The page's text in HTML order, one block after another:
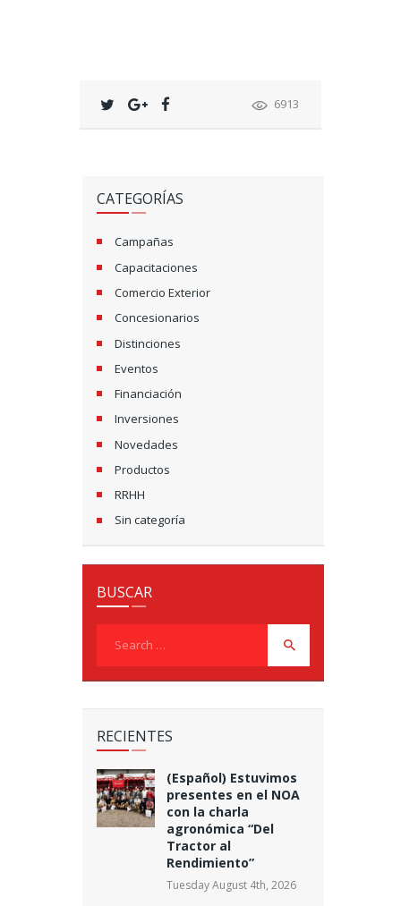
6913
CATEGORÍAS
Campañas
Capacitaciones
Comercio Exterior
Concesionarios
Distinciones
Eventos
Financiación
Inversiones
Novedades
Productos
RRHH
Sin categoría
BUSCAR
RECIENTES
(Español) Estuvimos
presentes en el NOA
con la charla
agronómica “Del
Tractor al
Rendimiento”
Tuesday August 4th, 2026